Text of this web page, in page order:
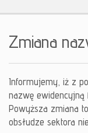
Zmiana
Informujemy, iż z
nazwę ewidencyjną
Powyższa zmiana
obsłudze sektora